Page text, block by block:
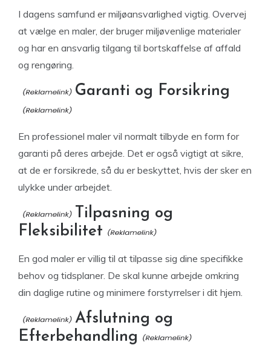
I dagens samfund er miljøansvarlighed vigtig. Overvej
at vælge en maler, der bruger miljøvenlige materialer
og har en ansvarlig tilgang til bortskaffelse af affald
og rengøring.
Garanti og Forsikring
En professionel maler vil normalt tilbyde en form for
garanti på deres arbejde. Det er også vigtigt at sikre,
at de er forsikrede, så du er beskyttet, hvis der sker en
ulykke under arbejdet.
Tilpasning og
Fleksibilitet
En god maler er villig til at tilpasse sig dine specifikke
behov og tidsplaner. De skal kunne arbejde omkring
din daglige rutine og minimere forstyrrelser i dit hjem.
Afslutning og
Efterbehandling